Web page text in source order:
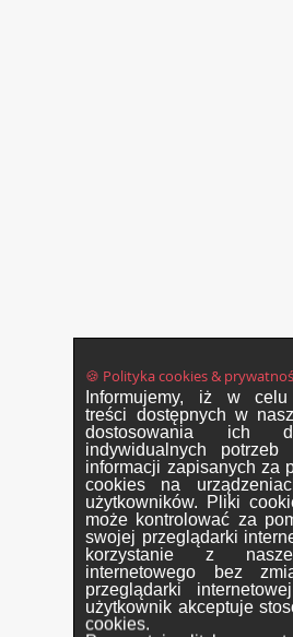
🍪 Polityka cookies &
Informujemy, iż w celu
treści dostępnych w
dostosowania ich
indywidualnych potrzeb
informacji zapisanych za
cookies na
użytkowników. Pliki
może kontrolować za
swojej przeglądarki
korzystanie z
internetowego bez
przeglądarki
użytkownik akceptuje
cookies.